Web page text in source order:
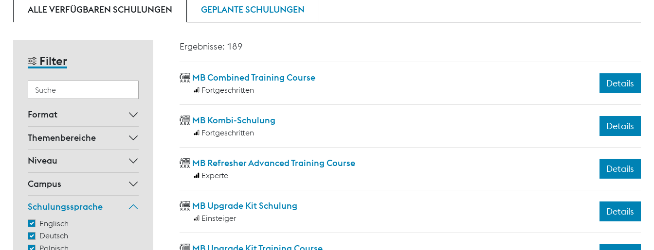
ALLE VERFÜGBAREN SCHULUNGEN GEPLANTE SCHULUNGEN
Filter
Format
Themenbereiche
Niveau
Campus
Schulungssprache
Englisch
Deutsch
Ergebnisse: 189
MB Combined Training Course
Fortgeschritten
Details
MB Kombi-Schulung
Fortgeschritten
Details
MB Refresher Advanced Training Course
Experte
Details
MB Upgrade Kit Schulung
Einsteiger
Details